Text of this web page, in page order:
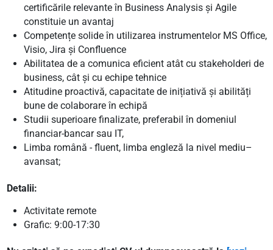
certificările relevante în Business Analysis și Agile
constituie un avantaj
Competențe solide în utilizarea instrumentelor MS Office,
Visio, Jira și Confluence
Abilitatea de a comunica eficient atât cu stakeholderi de
business, cât și cu echipe tehnice
Atitudine proactivă, capacitate de inițiativă și abilități
bune de colaborare în echipă
Studii superioare finalizate, preferabil în domeniul
financiar-bancar sau IT,
Limba română - fluent, limba engleză la nivel mediu–
avansat;
Detalii:
Activitate remote
Grafic: 9:00-17:30